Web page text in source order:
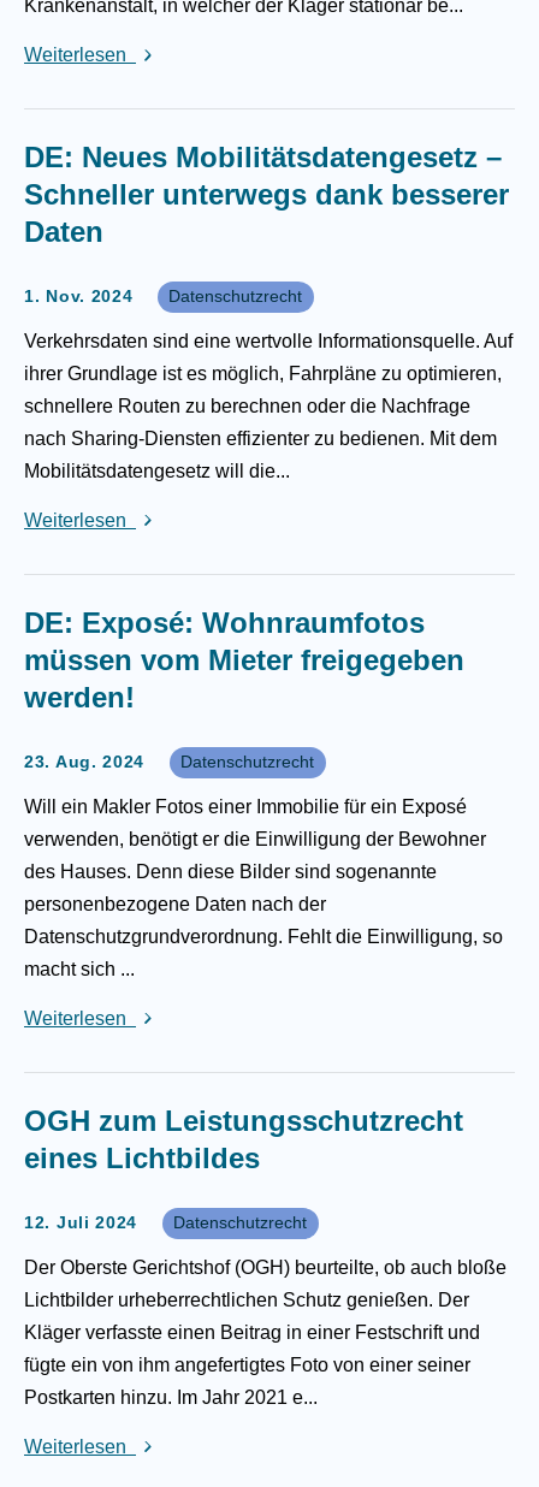
Krankenanstalt, in welcher der Kläger stationär be...
Weiterlesen
DE: Neues Mobilitätsdatengesetz –
Schneller unterwegs dank besserer
Daten
1. Nov. 2024 Datenschutzrecht
Verkehrsdaten sind eine wertvolle Informationsquelle. Auf
ihrer Grundlage ist es möglich, Fahrpläne zu optimieren,
schnellere Routen zu berechnen oder die Nachfrage
nach Sharing-Diensten effizienter zu bedienen. Mit dem
Mobilitätsdatengesetz will die...
Weiterlesen
DE: Exposé: Wohnraumfotos
müssen vom Mieter freigegeben
werden!
23. Aug. 2024 Datenschutzrecht
Will ein Makler Fotos einer Immobilie für ein Exposé
verwenden, benötigt er die Einwilligung der Bewohner
des Hauses. Denn diese Bilder sind sogenannte
personenbezogene Daten nach der
Datenschutzgrundverordnung. Fehlt die Einwilligung, so
macht sich ...
Weiterlesen
OGH zum Leistungsschutzrecht
eines Lichtbildes
12. Juli 2024 Datenschutzrecht
Der Oberste Gerichtshof (OGH) beurteilte, ob auch bloße
Lichtbilder urheberrechtlichen Schutz genießen. Der
Kläger verfasste einen Beitrag in einer Festschrift und
fügte ein von ihm angefertigtes Foto von einer seiner
Postkarten hinzu. Im Jahr 2021 e...
Weiterlesen